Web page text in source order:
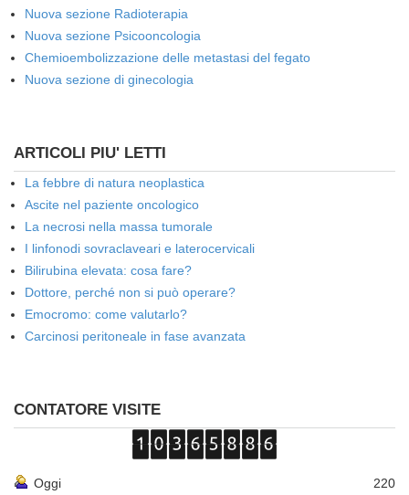
Nuova sezione Radioterapia
Nuova sezione Psicooncologia
Chemioembolizzazione delle metastasi del fegato
Nuova sezione di ginecologia
ARTICOLI PIU' LETTI
La febbre di natura neoplastica
Ascite nel paziente oncologico
La necrosi nella massa tumorale
I linfonodi sovraclaveari e laterocervicali
Bilirubina elevata: cosa fare?
Dottore, perché non si può operare?
Emocromo: come valutarlo?
Carcinosi peritoneale in fase avanzata
CONTATORE VISITE
Oggi
220